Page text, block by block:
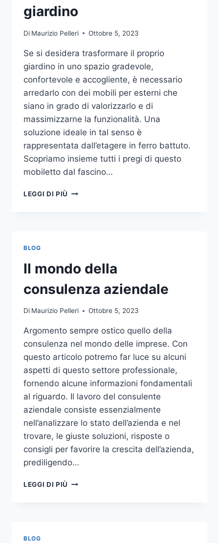
giardino
Di Maurizio Pelleri Ottobre 5, 2023
Se si desidera trasformare il proprio
giardino in uno spazio gradevole,
confortevole e accogliente, è necessario
arredarlo con dei mobili per esterni che
siano in grado di valorizzarlo e di
massimizzarne la funzionalità. Una
soluzione ideale in tal senso è
rappresentata dall’etagere in ferro battuto.
Scopriamo insieme tutti i pregi di questo
mobiletto dal fascino…
LEGGI DI PIÙ ETAGERE
PER
L’ARREDO
GIARDINO
BLOG
Il mondo della
consulenza aziendale
Di Maurizio Pelleri Ottobre 5, 2023
Argomento sempre ostico quello della
consulenza nel mondo delle imprese. Con
questo articolo potremo far luce su alcuni
aspetti di questo settore professionale,
fornendo alcune informazioni fondamentali
al riguardo. Il lavoro del consulente
aziendale consiste essenzialmente
nell’analizzare lo stato dell’azienda e nel
trovare, le giuste soluzioni, risposte o
consigli per favorire la crescita dell’azienda,
prediligendo…
LEGGI DI PIÙ IL
BLOG